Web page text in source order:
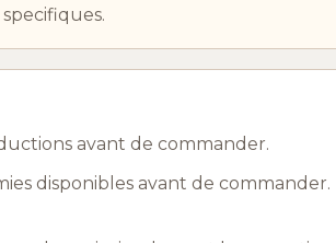
specifiques.
avant de commander.
disponibles avant de commander.